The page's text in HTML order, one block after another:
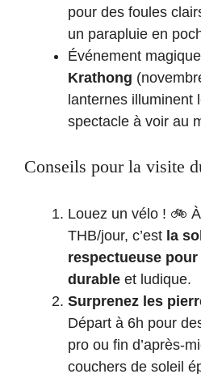
pour des foules
un parapluie en
Événement
Krathong
lanternes illuminent
spectacle à voir au
Conseils pour la visite
Louez un vélo ! 🚲
THB/jour, c’est la
respectueuse
durable et ludique.
Surprenez les
Départ à 6h pour
pro ou fin d’après-
couchers de soleil